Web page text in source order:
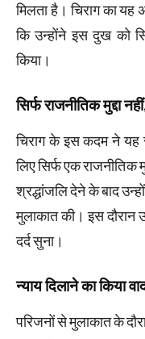
मिलता है। चिराग का यह
कि उन्होंने इस दुख को
किया।
सिर्फ राजनीतिक मुद्दा
चिराग के इस कदम ने यह
लिए सिर्फ एक राजनीतिक
श्रद्धांजलि देने के बाद
मुलाकात की। इस दौरान
दर्द सुना।
न्याय दिलाने का किया
परिजनों से मुलाकात के